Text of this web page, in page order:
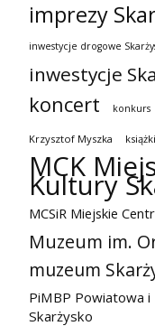
imprezy
inwestycje drogowe
inwestycje
koncert konkurs
Krzysztof Myszka książki
MCK
Kultury
MCSiR Miejskie
Muzeum im.
muzeum
PiMBP Powiatowa
Skarżysko